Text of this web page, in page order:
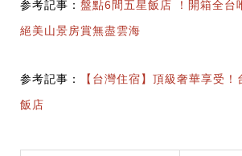
参考記事： 盤點6間五星飯店 ！開箱全
絕美山景房賞無盡雲海
参考記事：
【台灣住宿】頂級奢華享受
飯店